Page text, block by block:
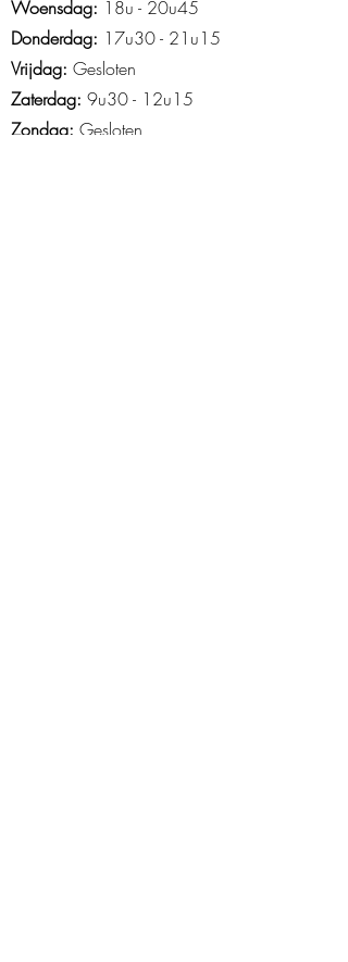
Woensdag: 18u - 20u45
Donderdag: 17u30 - 21u15
Vrijdag: Gesloten
Zaterdag: 9u30 - 12u15
Zondag: Gesloten